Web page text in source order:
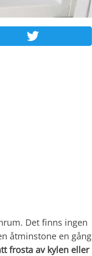
Det finns ingen
åtminstone en gång
frosta av kylen eller